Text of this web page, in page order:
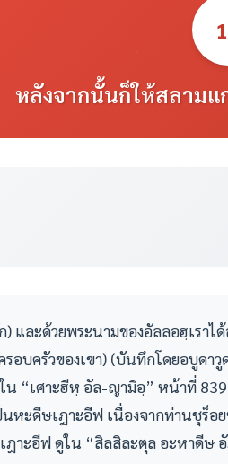
หลังจากนั้นก็ให้สลามแ
) และด้วยพระนามของอัลลอฮฺเร
บครัวของเขา) (บันทึกโดยอบูด
น “เศาะฮีหฺ อัล-ญามิอฺ” หน้าที่
หะดีษเฎาะอีฟ เนื่องจากท่านชุร็อ
าะอีฟ ดูใน “สิลสิละตุล อะหาดีษ